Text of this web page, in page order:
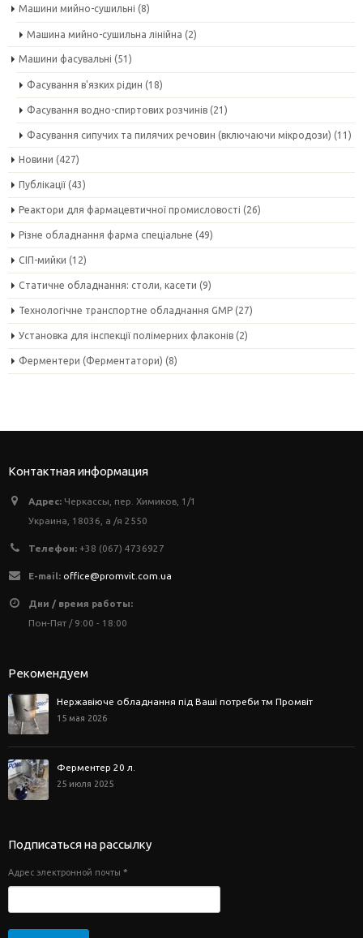
Машини мийно-сушильні (8)
Машина мийно-сушильна лінійна (2)
Машини фасувальні (51)
Фасування в'язких рідин (18)
Фасування водно-спиртових розчинів (21)
Фасування сипучих та пилячих речовин (включаючи мікродози) (11)
Новини (427)
Публікації (43)
Реактори для фармацевтичної промисловості (26)
Різне обладнання фарма спеціальне (49)
СІП-мийки (12)
Статичне обладнання: столи, касети (9)
Технологічне транспортне обладнання GMP (27)
Установка для інспекції полімерних флаконів (2)
Ферментери (Ферментатори) (8)
Контактная информация
Адрес: Черкассы, пер. Химиков, 1/1
Украина, 18036, а /я 2550
Телефон: +38 (067) 4736927
E-mail: office@promvit.com.ua
Дни / время работы:
Пон-Пят / 9:00 - 18:00
Рекомендуем
Нержавіюче обладнання під Ваші потреби тм Промвіт
15 мая 2026
Ферментер 20 л.
25 июля 2025
Подписаться на рассылку
Адрес электронной почты *